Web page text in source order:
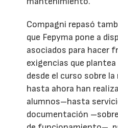
Compagni repasó
que Fepyma pone a
asociados para hacer
exigencias que
desde el curso sobre
hasta ahora han
alumnos–hasta
documentación